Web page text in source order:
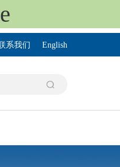
系我们 English